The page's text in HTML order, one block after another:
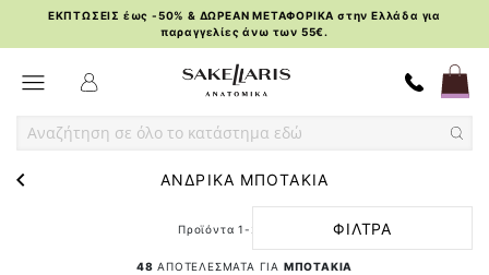
ΕΚΠΤΩΣΕΙΣ έως -50% & ΔΩΡΕΑΝ ΜΕΤΑΦΟΡΙΚΑ στην Ελλάδα για
παραγγελίες άνω των 55€.
ΑΝΔΡΙΚΑ ΜΠΟΤΑΚΙΑ
Προϊόντα1-24
48 ΑΠΟΤΕΛΕΣΜΑΤΑ ΓΙΑ ΜΠΟΤΑΚΙΑ
ΦΙΛΤΡΑ